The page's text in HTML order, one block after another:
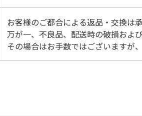
お客様のご都合による返品・交換は
万が一、不良品、配送時の破損およ
その場合はお手数ではございますが